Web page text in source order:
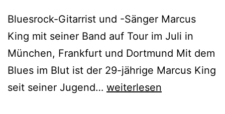
Bluesrock-Gitarrist und -Sänger Marcus
King mit seiner Band auf Tour im Juli in
München, Frankfurt und Dortmund Mit dem
Blues im Blut ist der 29-jährige Marcus King
seit seiner Jugend… Marcus
weiterlesen